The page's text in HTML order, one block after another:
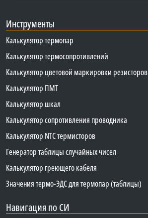
Инструменты
Калькулятор термопар
Калькулятор термосопротивлений
Калькулятор цветовой маркировки резисторов
Калькулятор ПМТ
Калькулятор шкал
Калькулятор сопротивления проводника
Калькулятор NTC термисторов
Генератор таблицы случайных чисел
Калькулятор греющего кабеля
Значения термо-ЭДС для термопар (таблицы)
Навигация по СИ